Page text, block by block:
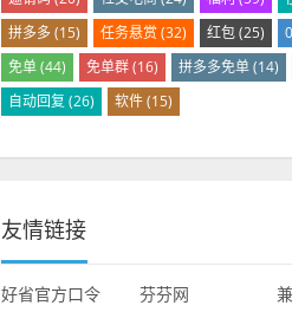
拼多多 (15) 任务悬赏 (32) 红包(25)
免单(44) 免单群(16) 拼多多免单(14)
自动回复 (26) 软件(15)
友情链接
好省官方口令 芬芬网